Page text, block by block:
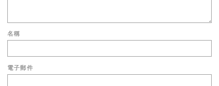
名稱
電子郵件